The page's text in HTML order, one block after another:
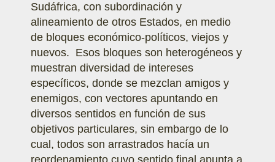
Sudáfrica, con subordinación y
alineamiento de otros Estados, en medio
de bloques económico-políticos, viejos y
nuevos. Esos bloques son heterogéneos y
muestran diversidad de intereses
específicos, donde se mezclan amigos y
enemigos, con vectores apuntando en
diversos sentidos en función de sus
objetivos particulares, sin embargo de lo
cual, todos son arrastrados hacía un